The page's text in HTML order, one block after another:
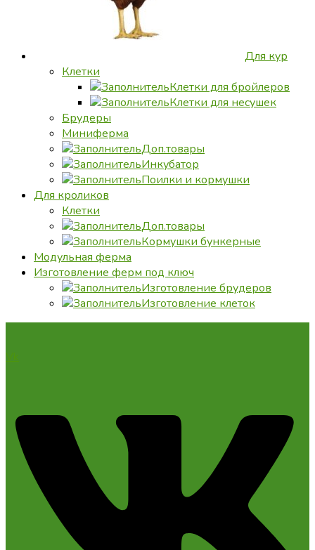
Для кур
Клетки
Клетки для бройлеров
Клетки для несушек
Брудеры
Миниферма
Доп.товары
Инкубатор
Поилки и кормушки
Для кроликов
Клетки
Доп.товары
Кормушки бункерные
Модульная ферма
Изготовление ферм под ключ
Изготовление брудеров
Изготовление клеток
Vk